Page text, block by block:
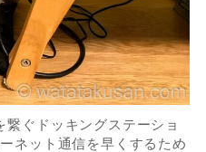
ぐドッキングステーショ
ネット通信を早くするため